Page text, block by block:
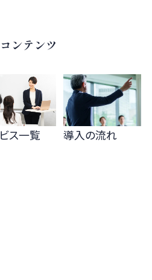
ンテンツ
ス一覧 導入の流れ